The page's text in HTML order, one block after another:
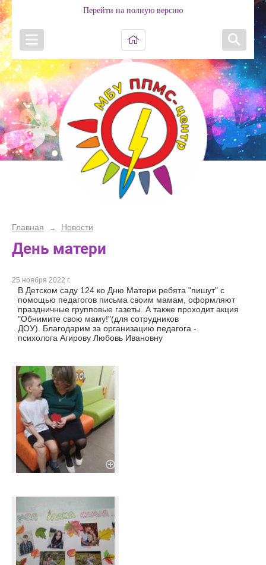
Перейти на полную версию
Главная → Новости
День матери
25 ноября 2022 г.
В Детском саду 124 ко Дню Матери ребята "пишут" с
помощью педагогов письма своим мамам, оформляют
праздничные групповые газеты. А также проходит акция
"Обнимите свою маму!"(для сотрудников
ДОУ). Благодарим за организацию педагога -
психолога Агирову Любовь Ивановну